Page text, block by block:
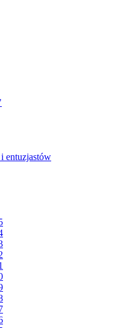
entuzjastów